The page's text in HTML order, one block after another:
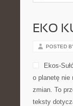
EKO
POSTED
Ekos-
o planetę nie
zmian. To
teksty